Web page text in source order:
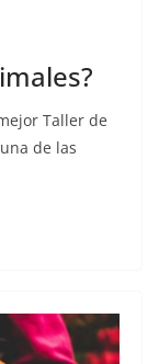
Taller de
de las